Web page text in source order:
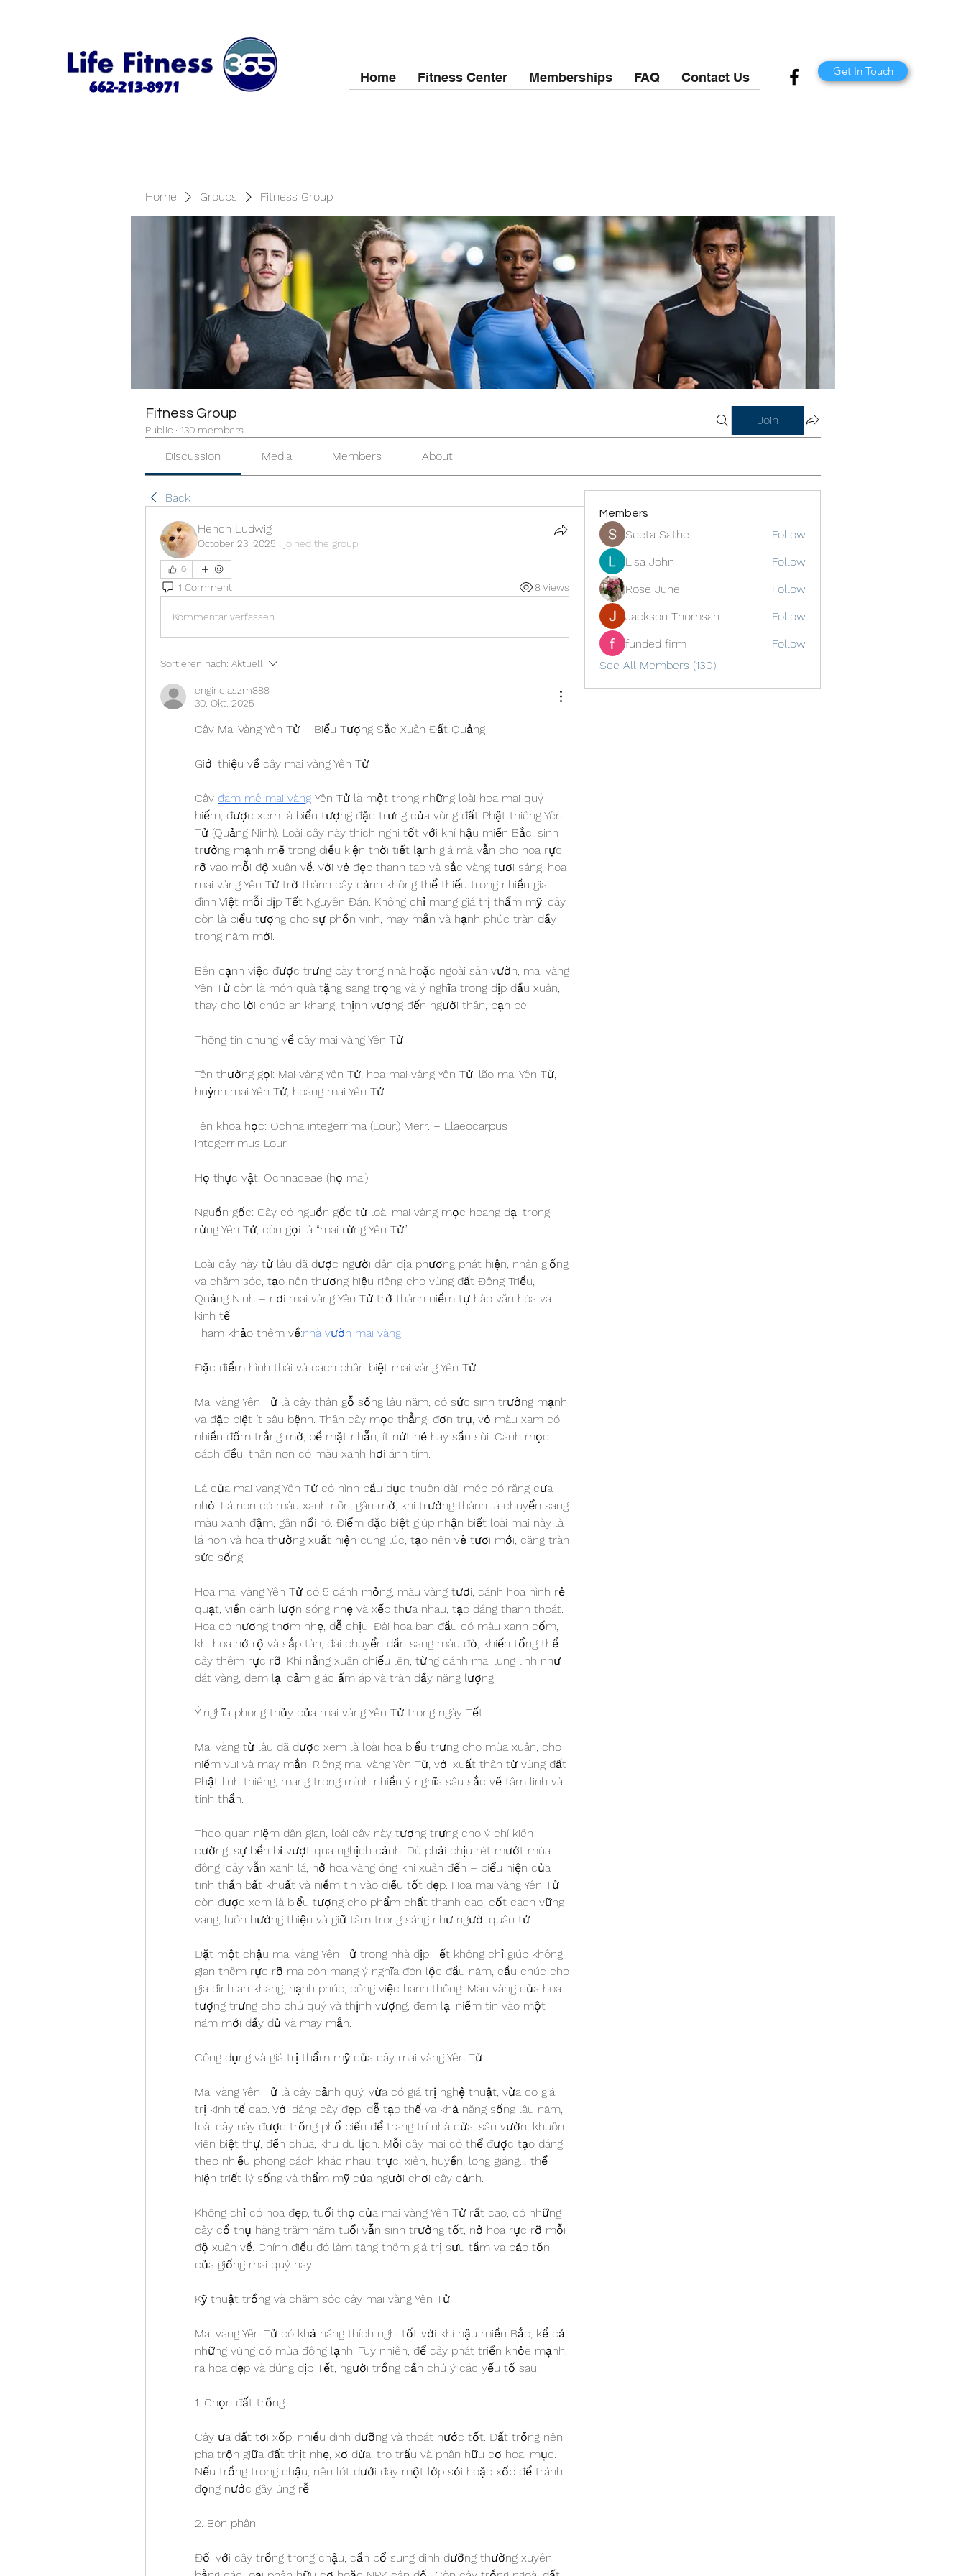
Home Fitness Center Memberships FAQ Contact Us Get In Touch
Home Groups Fitness Group
Fitness Group
Public · 130 members
Join
Discussion Media Members About
Back
Hench Ludwig
October 23, 2025 · joined the group.
0
1 Comment 8 Views
Kommentar verfassen...
Sortieren nach: Aktuell
engine.aszm888
30. Okt. 2025
Cây Mai Vàng Yên Tử – Biểu Tượng Sắc Xuân Đất Quảng
Giới thiệu về cây mai vàng Yên Tử
Cây đam mê mai vàng Yên Tử là một trong những loài hoa mai quý
hiếm, được xem là biểu tượng đặc trưng của vùng đất Phật thiêng Yên
Tử (Quảng Ninh). Loài cây này thích nghi tốt với khí hậu miền Bắc, sinh
trưởng mạnh mẽ trong điều kiện thời tiết lạnh giá mà vẫn cho hoa rực
rỡ vào mỗi độ xuân về. Với vẻ đẹp thanh tao và sắc vàng tươi sáng, hoa
mai vàng Yên Tử trở thành cây cảnh không thể thiếu trong nhiều gia
đình Việt mỗi dịp Tết Nguyên Đán. Không chỉ mang giá trị thẩm mỹ, cây
còn là biểu tượng cho sự phồn vinh, may mắn và hạnh phúc tràn đầy
trong năm mới.
Bên cạnh việc được trưng bày trong nhà hoặc ngoài sân vườn, mai vàng
Yên Tử còn là món quà tặng sang trọng và ý nghĩa trong dịp đầu xuân,
thay cho lời chúc an khang, thịnh vượng đến người thân, bạn bè.
Thông tin chung về cây mai vàng Yên Tử
Tên thường gọi: Mai vàng Yên Tử, hoa mai vàng Yên Tử, lão mai Yên Tử,
huỳnh mai Yên Tử, hoàng mai Yên Tử.
Tên khoa học: Ochna integerrima (Lour.) Merr. – Elaeocarpus
integerrimus Lour.
Họ thực vật: Ochnaceae (họ mai).
Nguồn gốc: Cây có nguồn gốc từ loài mai vàng mọc hoang dại trong
rừng Yên Tử, còn gọi là “mai rừng Yên Tử”.
Loài cây này từ lâu đã được người dân địa phương phát hiện, nhân giống
và chăm sóc, tạo nên thương hiệu riêng cho vùng đất Đông Triều,
Quảng Ninh – nơi mai vàng Yên Tử trở thành niềm tự hào văn hóa và
kinh tế.
Tham khảo thêm về:nhà vườn mai vàng
Đặc điểm hình thái và cách phân biệt mai vàng Yên Tử
Mai vàng Yên Tử là cây thân gỗ sống lâu năm, có sức sinh trưởng mạnh
và đặc biệt ít sâu bệnh. Thân cây mọc thẳng, đơn trụ, vỏ màu xám có
nhiều đốm trắng mờ, bề mặt nhẵn, ít nứt nẻ hay sần sùi. Cành mọc
cách đều, thân non có màu xanh hơi ánh tím.
Lá của mai vàng Yên Tử có hình bầu dục thuôn dài, mép có răng cưa
nhỏ. Lá non có màu xanh nõn, gân mờ; khi trưởng thành lá chuyển sang
màu xanh đậm, gân nổi rõ. Điểm đặc biệt giúp nhận biết loài mai này là
lá non và hoa thường xuất hiện cùng lúc, tạo nên vẻ tươi mới, căng tràn
sức sống.
Hoa mai vàng Yên Tử có 5 cánh mỏng, màu vàng tươi, cánh hoa hình rẻ
quạt, viền cánh lượn sóng nhẹ và xếp thưa nhau, tạo dáng thanh thoát.
Hoa có hương thơm nhẹ, dễ chịu. Đài hoa ban đầu có màu xanh cốm,
khi hoa nở rộ và sắp tàn, đài chuyển dần sang màu đỏ, khiến tổng thể
cây thêm rực rỡ. Khi nắng xuân chiếu lên, từng cánh mai lung linh như
dát vàng, đem lại cảm giác ấm áp và tràn đầy năng lượng.
Ý nghĩa phong thủy của mai vàng Yên Tử trong ngày Tết
Mai vàng từ lâu đã được xem là loài hoa biểu trưng cho mùa xuân, cho
niềm vui và may mắn. Riêng mai vàng Yên Tử, với xuất thân từ vùng đất
Phật linh thiêng, mang trong mình nhiều ý nghĩa sâu sắc về tâm linh và
tinh thần.
Theo quan niệm dân gian, loài cây này tượng trưng cho ý chí kiên
cường, sự bền bỉ vượt qua nghịch cảnh. Dù phải chịu rét mướt mùa
đông, cây vẫn xanh lá, nở hoa vàng óng khi xuân đến – biểu hiện của
tinh thần bất khuất và niềm tin vào điều tốt đẹp. Hoa mai vàng Yên Tử
còn được xem là biểu tượng cho phẩm chất thanh cao, cốt cách vững
vàng, luôn hướng thiện và giữ tâm trong sáng như người quân tử.
Đặt một chậu mai vàng Yên Tử trong nhà dịp Tết không chỉ giúp không
gian thêm rực rỡ mà còn mang ý nghĩa đón lộc đầu năm, cầu chúc cho
gia đình an khang, hạnh phúc, công việc hanh thông. Màu vàng của hoa
tượng trưng cho phú quý và thịnh vượng, đem lại niềm tin vào một
năm mới đầy đủ và may mắn.
Công dụng và giá trị thẩm mỹ của cây mai vàng Yên Tử
Mai vàng Yên Tử là cây cảnh quý, vừa có giá trị nghệ thuật, vừa có giá
trị kinh tế cao. Với dáng cây đẹp, dễ tạo thế và khả năng sống lâu năm,
loài cây này được trồng phổ biến để trang trí nhà cửa, sân vườn, khuôn
viên biệt thự, đền chùa, khu du lịch. Mỗi cây mai có thể được tạo dáng
theo nhiều phong cách khác nhau: trực, xiên, huyền, long giáng… thể
hiện triết lý sống và thẩm mỹ của người chơi cây cảnh.
Không chỉ có hoa đẹp, tuổi thọ của mai vàng Yên Tử rất cao, có những
cây cổ thụ hàng trăm năm tuổi vẫn sinh trưởng tốt, nở hoa rực rỡ mỗi
độ xuân về. Chính điều đó làm tăng thêm giá trị sưu tầm và bảo tồn
của giống mai quý này.
Kỹ thuật trồng và chăm sóc cây mai vàng Yên Tử
Mai vàng Yên Tử có khả năng thích nghi tốt với khí hậu miền Bắc, kể cả
những vùng có mùa đông lạnh. Tuy nhiên, để cây phát triển khỏe mạnh,
ra hoa đẹp và đúng dịp Tết, người trồng cần chú ý các yếu tố sau:
1. Chọn đất trồng
Cây ưa đất tơi xốp, nhiều dinh dưỡng và thoát nước tốt. Đất trồng nên
pha trộn giữa đất thịt nhẹ, xơ dừa, tro trấu và phân hữu cơ hoai mục.
Nếu trồng trong chậu, nên lót dưới đáy một lớp sỏi hoặc xốp để tránh
đọng nước gây úng rễ.
2. Bón phân
Đối với cây trồng trong chậu, cần bổ sung dinh dưỡng thường xuyên
Members
Seeta Sathe
Follow
Lisa John
Follow
Rose June
Follow
Jackson Thomsan
Follow
funded firm
Follow
See All Members (130)